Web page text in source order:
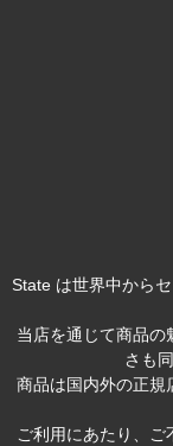
State は世界中から
当店を通じて商品の
さも
商品は国内外の正規
ご利用にあたり、ご